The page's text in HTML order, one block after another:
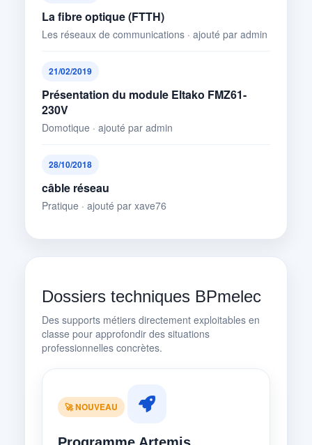
La fibre optique (FTTH)
Les réseaux de communications · ajouté par admin
21/02/2019
Présentation du module Eltako FMZ61-
230V
Domotique · ajouté par admin
28/10/2018
câble réseau
Pratique · ajouté par xave76
Dossiers techniques BPmelec
Des supports métiers directement exploitables en
classe pour approfondir des situations
professionnelles concrètes.
🚀 NOUVEAU